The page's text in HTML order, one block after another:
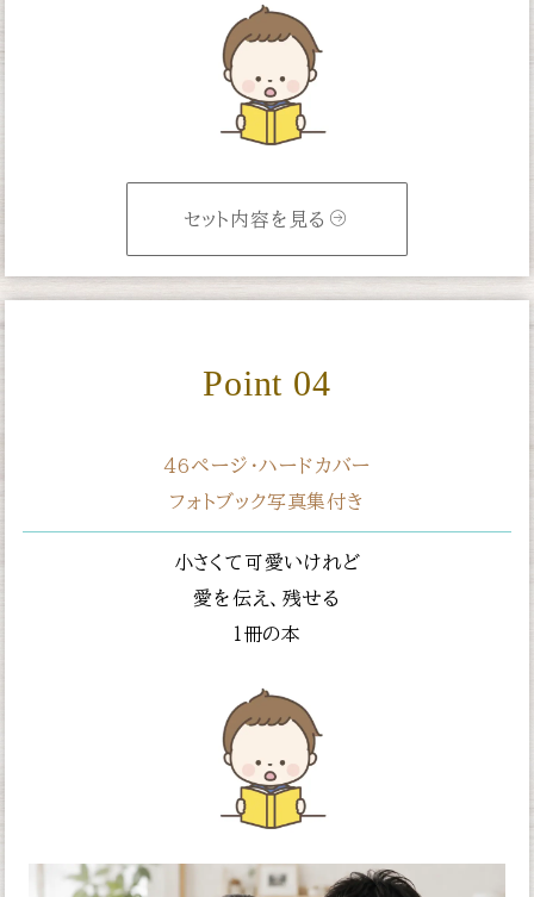
セット内容を見る
Point 04
46ページ・ハードカバー
フォトブック写真集付き
小さくて可愛いけれど
愛を伝え、残せる
１冊の本